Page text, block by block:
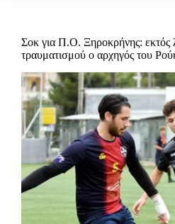
Σοκ για Π.Ο. Ξηροκρήνης:
τραυματισμού ο αρχηγός του